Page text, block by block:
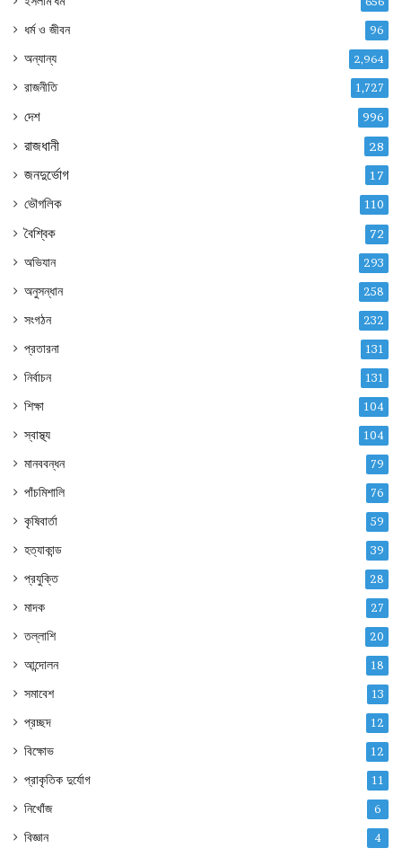
ধর্ম ও জীবন 96
অন্যান্য 2,964
রাজনীতি 1,727
দেশ 996
রাজধানী 28
জনদুর্ভোগ 17
ভৌগলিক 110
বৈশ্বিক 72
অভিযান 293
অনুসন্ধান 258
সংগঠন 232
প্রতারনা 131
নির্বাচন 131
শিক্ষা 104
স্বাস্থ্য 104
মানববন্ধন 79
পাঁচমিশালি 76
কৃষিবার্তা 59
হত্যাকান্ড 39
প্রযুক্তি 28
মাদক 27
তল্লাশি 20
আন্দোলন 18
সমাবেশ 13
প্রচ্ছদ 12
বিক্ষোভ 12
প্রাকৃতিক দুর্যোগ 11
নিখোঁজ 6
বিজ্ঞান 4